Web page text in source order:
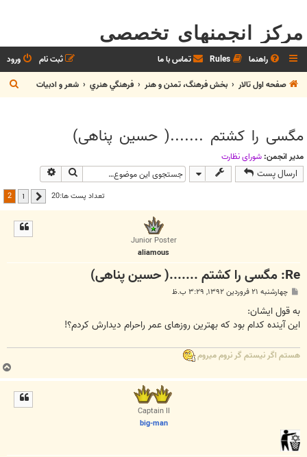
مرکز انجمنهای تخصصی
راهنما Rules تماس با ما ورود
ثبت نام
صفحه اول تالار
بخش فرهنگ، تمدن و هنر فرهنگي هنري شعر و ادبيات
س
مگسی را کشتم .......( حسین پناهی)
مدیر انجمن: شوراي نظارت
ارسال پست جستجو
تعداد پست ها:20 قبلی 1
2
Junior Poster
aliamous
Re: مگسی را کشتم .......( حسین پناهی)
س
ت
چهارشنبه ۲۱ فروردین ۱۳۹۲, ۳:۲۹ ب.ظ
به قول ایشان:
این آینده کدام بود که بهترین روزهای عمر راحرام دیدارش کردم؟!
هستم اگر نيستم گر نروم ميروم
Captain II
big-man